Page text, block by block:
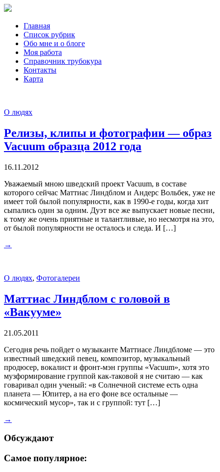
Главная
Список рубрик
Обо мне и о блоге
Моя работа
Справочник трубокура
Контакты
Карта
О людях
Релизы, клипы и фотографии — образ
Vacuum образца 2012 года
16.11.2012
Уважаемый мною шведский проект Vacuum, в составе
которого сейчас Маттиас Линдблом и Андерс Вольбек, уже не
имеет той былой популярности, как в 1990-е годы, когда хит
сыпались один за одним. Дуэт все же выпускает новые песни,
к тому же очень приятные и талантливые, но несмотря на это,
от былой популярности не осталось и следа. И […]
→
О людях, Фотогалереи
Маттиас Линдблом с головой в
«Вакууме»
21.05.2011
Сегодня речь пойдет о музыканте Маттиасе Линдбломе — это
известный шведский певец, композитор, музыкальный
продюсер, вокалист и фронт-мэн группы «Vacuum», хотя это
музформирование группой как-таковой я не считаю — как
говаривал один ученый: «в Солнечной системе есть одна
планета — Юпитер, а на его фоне все остальные —
космический мусор», так и с группой: тут […]
→
Обсуждают
Самое популярное: